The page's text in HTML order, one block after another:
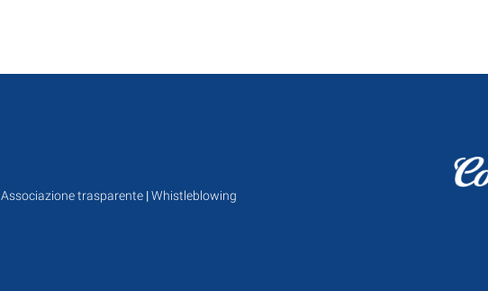
Associazione trasparente |Whistleblowing